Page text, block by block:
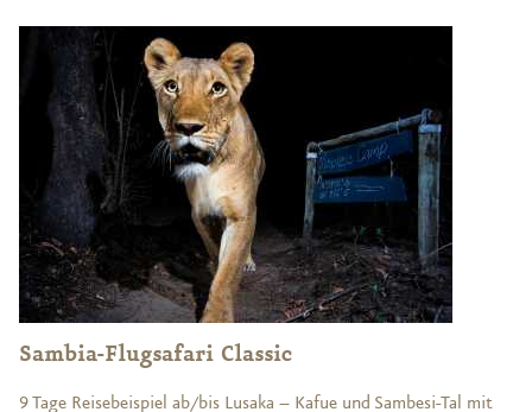
Sambia-Flugsafari Classic
9 Tage Reisebeispiel ab/bis Lusaka – Kafue und Sambesi-Tal mit